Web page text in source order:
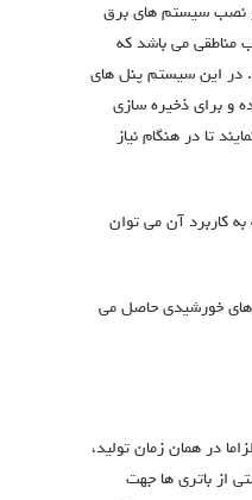
نصب سیستم های برق
مناطقی می باشد که
در این سیستم پنل های
و برای ذخیره سازی
تا در هنگام نیاز
کاربرد آن می توان
های خورشیدی حاصل می
در همان زمان تولید،
از باتری ها جهت